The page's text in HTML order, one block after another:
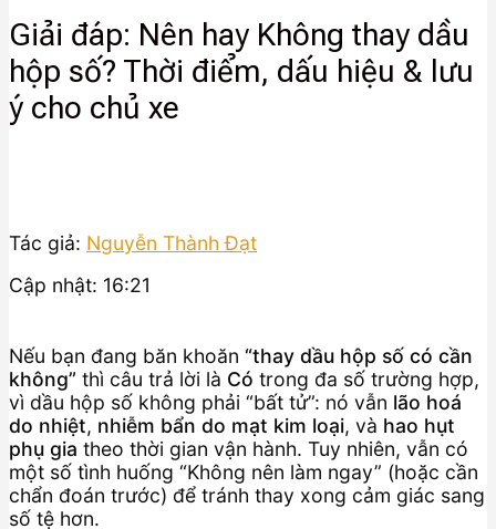
Giải đáp: Nên hay Không thay dầu
hộp số? Thời điểm, dấu hiệu & lưu
ý cho chủ xe
Tác giả: Nguyễn Thành Đạt
Cập nhật: 16:21
Nếu bạn đang băn khoăn “thay dầu hộp số có cần
không” thì câu trả lời là Có trong đa số trường hợp,
vì dầu hộp số không phải “bất tử”: nó vẫn lão hoá
do nhiệt, nhiễm bẩn do mạt kim loại, và hao hụt
phụ gia theo thời gian vận hành. Tuy nhiên, vẫn có
một số tình huống “Không nên làm ngay” (hoặc cần
chẩn đoán trước) để tránh thay xong cảm giác sang
số tệ hơn.